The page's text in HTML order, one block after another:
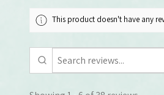
This product doesn't have any